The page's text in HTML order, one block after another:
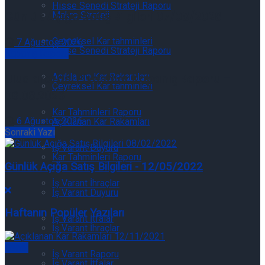
Hisse Senedi Strateji Raporu
Çeyreksel Kar tahminleri
Açıklanan Kar Rakamları
Kar Tahminleri Raporu
İş Varant Duyuru
İş Varant İhraçlar
İş Varant İtfalar
İş Varant Raporu
Makro Strateji
Hisse Senedi Strateji Raporu
Çeyreksel Kar tahminleri
Açıklanan Kar Rakamları
Kar Tahminleri Raporu
İş Varant Duyuru
İş Varant İhraçlar
Günlük Açığa Satış Bilgileri 07/08/2026
7 Ağustos 2026
Uluslararası Piyasalar Kapanış Raporu –
06.08.2026
6 Ağustos 2026
Sonraki Yazı
Günlük Açığa Satış Bilgileri - 12/05/2022
Haftanın Popüler Yazıları